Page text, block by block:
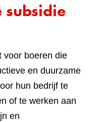
subsidie
voor boeren die
en duurzame
hun bedrijf te
of te werken aan
en